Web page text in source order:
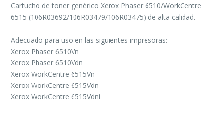
Cartucho de toner genérico Xerox Phaser 6510/WorkCentre
6515 (106R03692/106R03479/106R03475) de alta calidad.
Adecuado para uso en las siguientes impresoras:
Xerox Phaser 6510Vn
Xerox Phaser 6510Vdn
Xerox WorkCentre 6515Vn
Xerox WorkCentre 6515Vdn
Xerox WorkCentre 6515Vdni